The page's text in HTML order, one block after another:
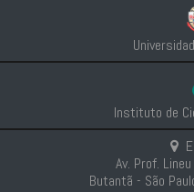
Instituto de
Av. Prof.
Butantã - São